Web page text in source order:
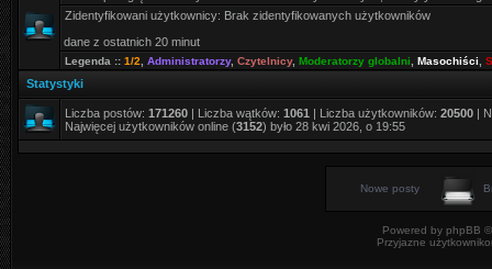
Zidentyfikowani użytkownicy: Brak zidentyfikowanych użytkowników
dane z ostatnich 20 minut
Legenda :: 1/2 Administratorzy, Czytelnicy, Moderatorzy globalni Masochiści
Statystyki
Liczba postów: 171260 | Liczba wątków: 1061 | Liczba użytkowników: 20500 |
Najwięcej użytkowników online (3152) było 28 kwi 2026, o 19:55
Nowe posty
Powered by phpBB
Przyjazne